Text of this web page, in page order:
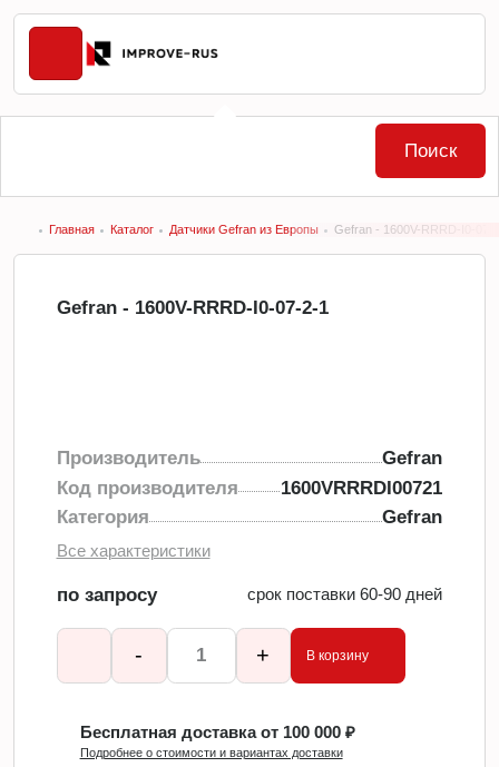
Главная Каталог Датчики Gefran из Европы Gefran - 1600V-RRRD-I0-07-
Gefran - 1600V-RRRD-I0-07-2-1
Производитель
Gefran
Код производителя
1600VRRRDI00721
Категория
Gefran
Все характеристики
по запросу срок поставки 60-90 дней
- + В корзину
Бесплатная доставка от 100 000 ₽
Подробнее о стоимости и вариантах доставки
Поиск